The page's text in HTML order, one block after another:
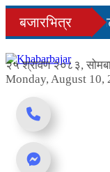
Skip
content
बजारभित्र
भयो एक्ला-एक्लै भेट
२५ श्रावण २०८३,
Monday, August 10,